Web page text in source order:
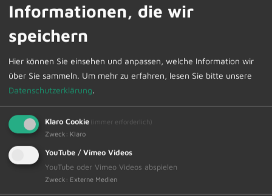
im Sitzungssaal des Rathauses Dietmannsried
eine Sitzung des Marktgemeinderates mit
folgender Tagesordnung statt.
Weiterlesen
Termine für die Müllabfuhr in
Dietmannsried, Probstried,
Informationen, die wir
speichern
Hier können Sie einsehen und anpassen, welche Information wir
über Sie sammeln. Um mehr zu erfahren, lesen Sie bitte unsere
Datenschutzerklärung.
Klaro Cookie (immer erforderlich)
Zweck : Klaro
YouTube / Vimeo Videos
YouTube oder Vimeo Videos abspielen
Zweck : Externe Medien